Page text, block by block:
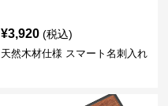
¥3,920 (税込)
天然木材仕様 スマート名刺入れ